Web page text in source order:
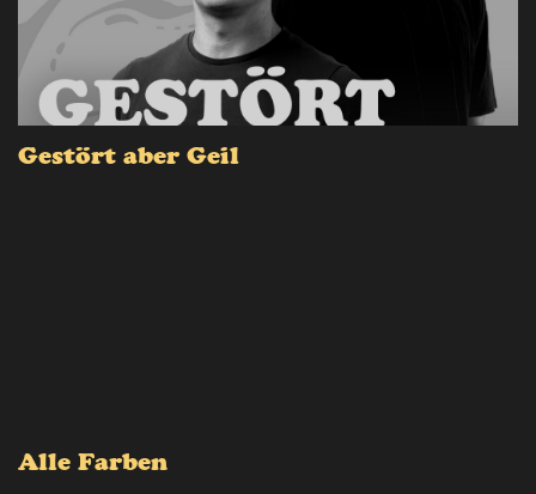
Gestört aber Geil
Alle Farben